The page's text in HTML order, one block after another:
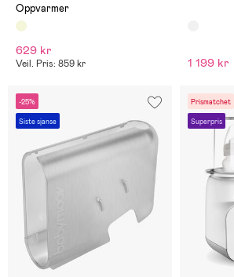
Oppvarmer
629 kr
Veil. Pris: 859 kr 1 199 kr
-25%
Siste sjanse
Prismatchet
Superpris